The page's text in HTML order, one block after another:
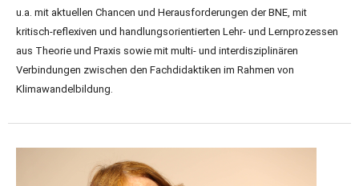
u.a. mit aktuellen Chancen und Herausforderungen der BNE, mit
kritisch-reflexiven und handlungsorientierten Lehr- und Lernprozessen
aus Theorie und Praxis sowie mit multi- und interdisziplinären
Verbindungen zwischen den Fachdidaktiken im Rahmen von
Klimawandelbildung.